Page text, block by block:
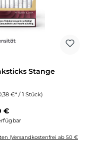
Stange
€* / 1 Stück)
Preis:
€
(Versandkostenfrei ab 50 €